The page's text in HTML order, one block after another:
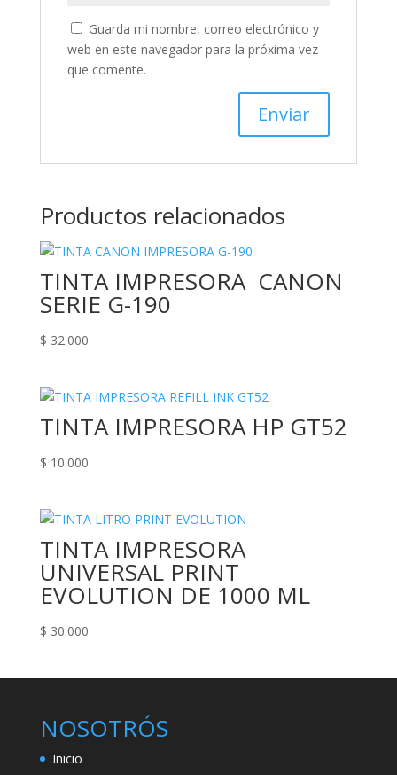
Guarda mi nombre, correo electrónico y
web en este navegador para la próxima vez
que comente.
Productos relacionados
TINTA IMPRESORA CANON
SERIE G-190
$ 32.000
TINTA IMPRESORA HP GT52
$ 10.000
TINTA IMPRESORA
UNIVERSAL PRINT
EVOLUTION DE 1000 ML
$ 30.000
NOSOTRÓS
Inicio